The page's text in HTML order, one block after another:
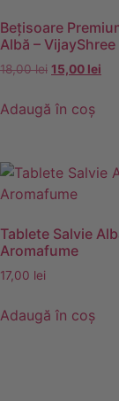
Bețisoare
Albă – VijayShree
18,00lei Prețul
a
15,00 lei
Adaugă în coș
Tablete Salvie
Aromafume
17,00 lei
Adaugă în coș